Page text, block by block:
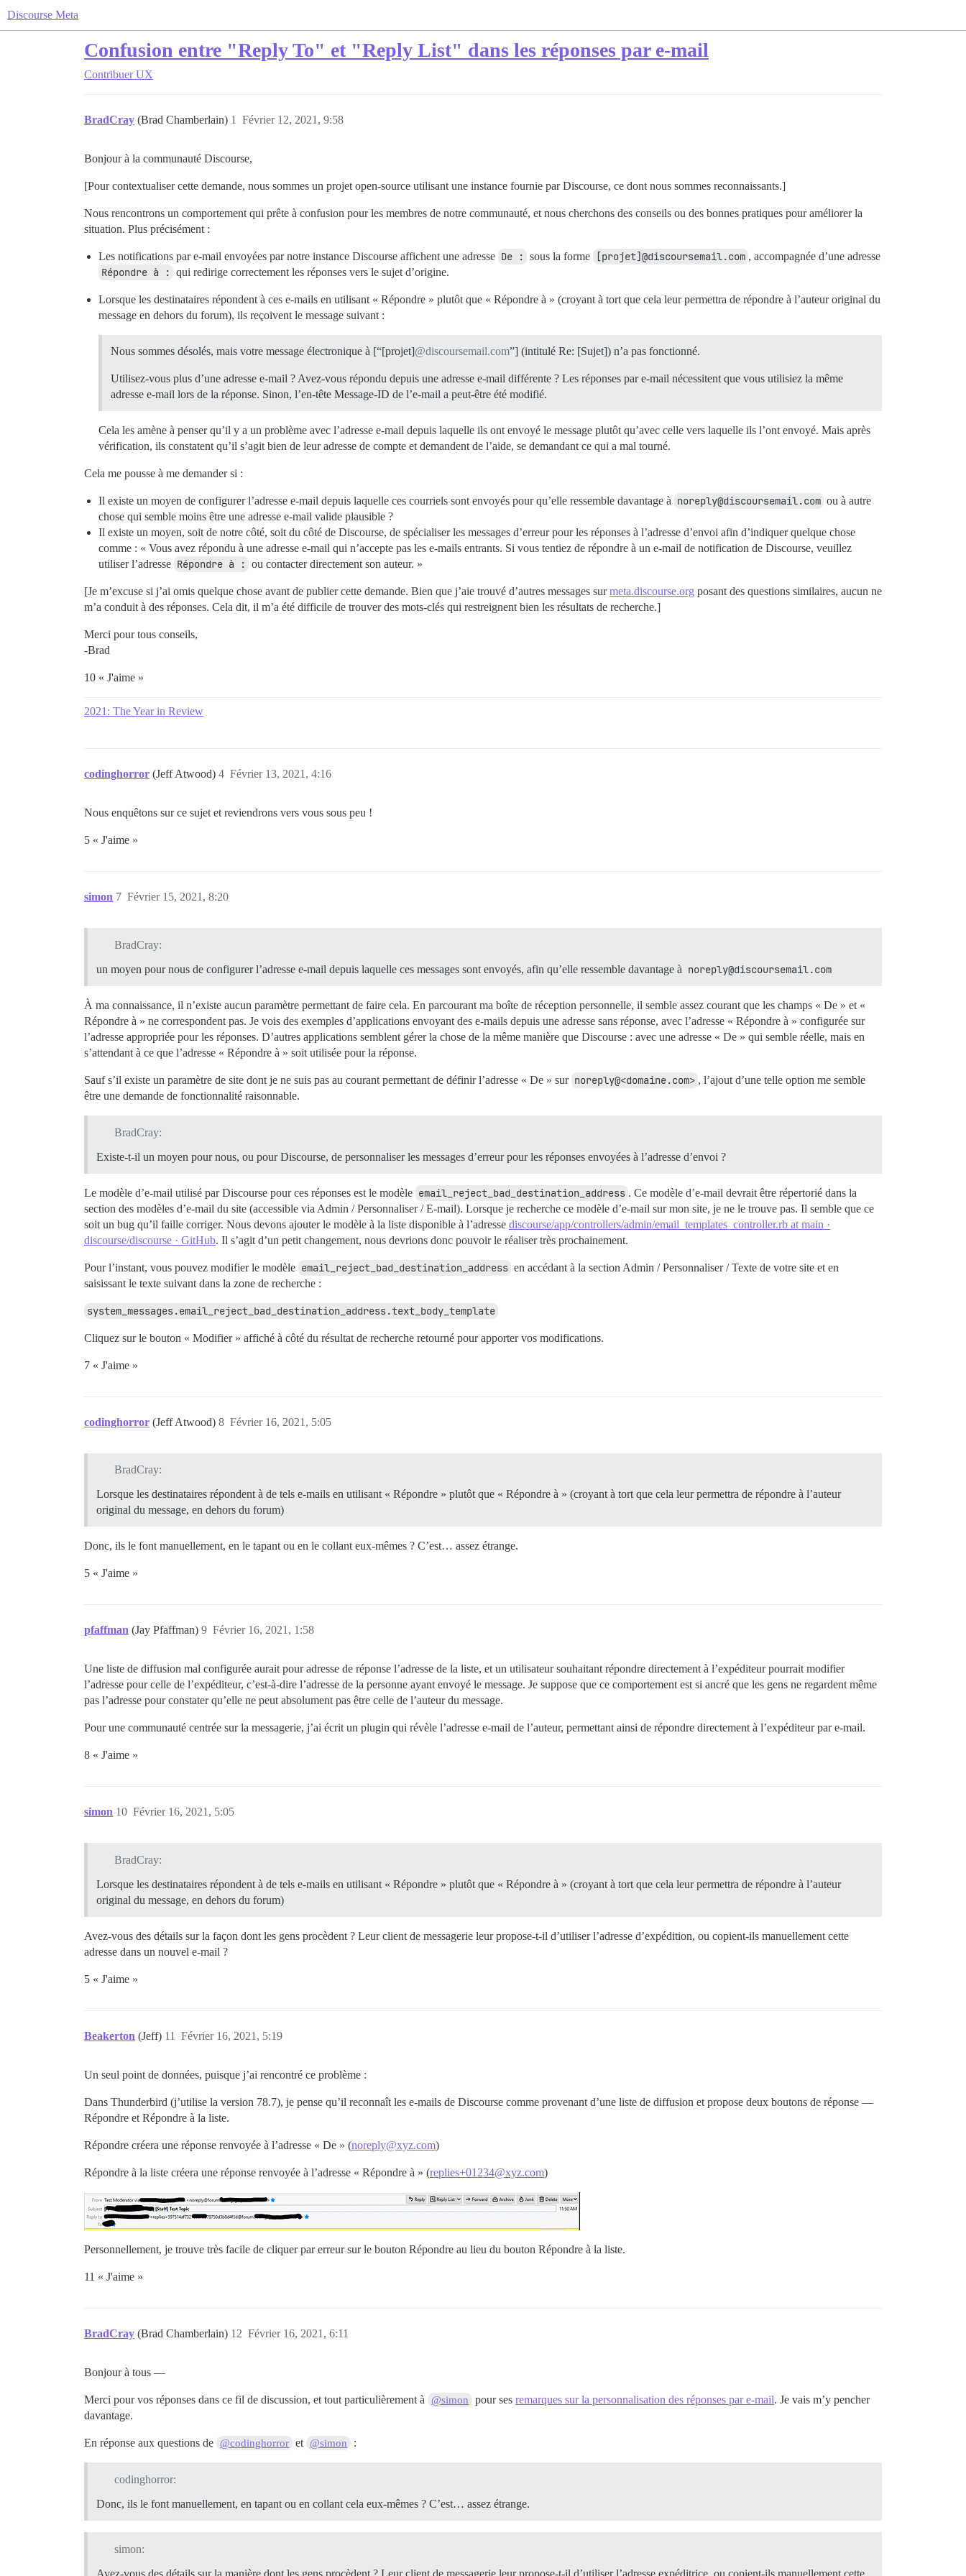
Discourse Meta
Confusion entre "Reply To" et "Reply List" dans les réponses par e-mail
Contribuer UX
BradCray (Brad Chamberlain) Février 12, 2021, 9:58
1
Bonjour à la communauté Discourse,
[Pour contextualiser cette demande, nous sommes un projet open-source utilisant une instance fournie par Discourse, ce dont nous sommes reconnaissants.]
Nous rencontrons un comportement qui prête à confusion pour les membres de notre communauté, et nous cherchons des conseils ou des bonnes pratiques pour améliorer la
situation. Plus précisément :
Les notifications par e-mail envoyées par notre instance Discourse affichent une adresse De : sous la forme [projet]@discoursemail.com , accompagnée d’une adresse
Répondre à : qui redirige correctement les réponses vers le sujet d’origine.
Lorsque les destinataires répondent à ces e-mails en utilisant « Répondre » plutôt que « Répondre à » (croyant à tort que cela leur permettra de répondre à l’auteur original du
message en dehors du forum), ils reçoivent le message suivant :
Nous sommes désolés, mais votre message électronique à [“[projet]@discoursemail.com”] (intitulé Re: [Sujet]) n’a pas fonctionné.
Utilisez-vous plus d’une adresse e-mail ? Avez-vous répondu depuis une adresse e-mail différente ? Les réponses par e-mail nécessitent que vous utilisiez la même
adresse e-mail lors de la réponse. Sinon, l’en-tête Message-ID de l’e-mail a peut-être été modifié.
Cela les amène à penser qu’il y a un problème avec l’adresse e-mail depuis laquelle ils ont envoyé le message plutôt qu’avec celle vers laquelle ils l’ont envoyé. Mais après
vérification, ils constatent qu’il s’agit bien de leur adresse de compte et demandent de l’aide, se demandant ce qui a mal tourné.
Cela me pousse à me demander si :
Il existe un moyen de configurer l’adresse e-mail depuis laquelle ces courriels sont envoyés pour qu’elle ressemble davantage à noreply@discoursemail.com ou à autre
chose qui semble moins être une adresse e-mail valide plausible ?
Il existe un moyen, soit de notre côté, soit du côté de Discourse, de spécialiser les messages d’erreur pour les réponses à l’adresse d’envoi afin d’indiquer quelque chose
comme : « Vous avez répondu à une adresse e-mail qui n’accepte pas les e-mails entrants. Si vous tentiez de répondre à un e-mail de notification de Discourse, veuillez
utiliser l’adresse Répondre à : ou contacter directement son auteur. »
[Je m’excuse si j’ai omis quelque chose avant de publier cette demande. Bien que j’aie trouvé d’autres messages surmeta.discourse.org posant des questions similaires, aucun ne
m’a conduit à des réponses. Cela dit, il m’a été difficile de trouver des mots-clés qui restreignent bien les résultats de recherche.]
Merci pour tous conseils,
-Brad
10 « J'aime »
2021: The Year in Review
codinghorror (Jeff Atwood) Février 13, 2021, 4:16
4
Nous enquêtons sur ce sujet et reviendrons vers vous sous peu !
5 « J'aime »
simon Février 15, 2021, 8:20
7
BradCray:
un moyen pour nous de configurer l’adresse e-mail depuis laquelle ces messages sont envoyés, afin qu’elle ressemble davantage à noreply@discoursemail.com
À ma connaissance, il n’existe aucun paramètre permettant de faire cela. En parcourant ma boîte de réception personnelle, il semble assez courant que les champs « De » et «
Répondre à » ne correspondent pas. Je vois des exemples d’applications envoyant des e-mails depuis une adresse sans réponse, avec l’adresse « Répondre à » configurée sur
l’adresse appropriée pour les réponses. D’autres applications semblent gérer la chose de la même manière que Discourse : avec une adresse « De » qui semble réelle, mais en
s’attendant à ce que l’adresse « Répondre à » soit utilisée pour la réponse.
Sauf s’il existe un paramètre de site dont je ne suis pas au courant permettant de définir l’adresse « De » sur noreply@<domaine.com> , l’ajout d’une telle option me semble
être une demande de fonctionnalité raisonnable.
BradCray:
Existe-t-il un moyen pour nous, ou pour Discourse, de personnaliser les messages d’erreur pour les réponses envoyées à l’adresse d’envoi ?
Le modèle d’e-mail utilisé par Discourse pour ces réponses est le modèle email_reject_bad_destination_address . Ce modèle d’e-mail devrait être répertorié dans la
section des modèles d’e-mail du site (accessible via Admin / Personnaliser / E-mail). Lorsque je recherche ce modèle d’e-mail sur mon site, je ne le trouve pas. Il semble que ce
soit un bug qu’il faille corriger. Nous devons ajouter le modèle à la liste disponible à l’adresse discourse/app/controllers/admin/email_templates_controller.rb at main ·
discourse/discourse · GitHub. Il s’agit d’un petit changement, nous devrions donc pouvoir le réaliser très prochainement.
Pour l’instant, vous pouvez modifier le modèle email_reject_bad_destination_address en accédant à la section Admin / Personnaliser / Texte de votre site et en
saisissant le texte suivant dans la zone de recherche :
system_messages.email_reject_bad_destination_address.text_body_template
Cliquez sur le bouton « Modifier » affiché à côté du résultat de recherche retourné pour apporter vos modifications.
7 « J'aime »
codinghorror (Jeff Atwood) Février 16, 2021, 5:05
8
BradCray:
Lorsque les destinataires répondent à de tels e-mails en utilisant « Répondre » plutôt que « Répondre à » (croyant à tort que cela leur permettra de répondre à l’auteur
original du message, en dehors du forum)
Donc, ils le font manuellement, en le tapant ou en le collant eux-mêmes ? C’est… assez étrange.
5 « J'aime »
pfaffman (Jay Pfaffman) Février 16, 2021, 1:58
9
Une liste de diffusion mal configurée aurait pour adresse de réponse l’adresse de la liste, et un utilisateur souhaitant répondre directement à l’expéditeur pourrait modifier
l’adresse pour celle de l’expéditeur, c’est-à-dire l’adresse de la personne ayant envoyé le message. Je suppose que ce comportement est si ancré que les gens ne regardent même
pas l’adresse pour constater qu’elle ne peut absolument pas être celle de l’auteur du message.
Pour une communauté centrée sur la messagerie, j’ai écrit un plugin qui révèle l’adresse e-mail de l’auteur, permettant ainsi de répondre directement à l’expéditeur par e-mail.
8 « J'aime »
simon Février 16, 2021, 5:05
10
BradCray:
Lorsque les destinataires répondent à de tels e-mails en utilisant « Répondre » plutôt que « Répondre à » (croyant à tort que cela leur permettra de répondre à l’auteur
original du message, en dehors du forum)
Avez-vous des détails sur la façon dont les gens procèdent ? Leur client de messagerie leur propose-t-il d’utiliser l’adresse d’expédition, ou copient-ils manuellement cette
adresse dans un nouvel e-mail ?
5 « J'aime »
Beakerton (Jeff) Février 16, 2021, 5:19
11
Un seul point de données, puisque j’ai rencontré ce problème :
Dans Thunderbird (j’utilise la version 78.7), je pense qu’il reconnaît les e-mails de Discourse comme provenant d’une liste de diffusion et propose deux boutons de réponse —
Répondre et Répondre à la liste.
Répondre créera une réponse renvoyée à l’adresse « De » (noreply@xyz.com)
Répondre à la liste créera une réponse renvoyée à l’adresse « Répondre à » (replies+01234@xyz.com)
Personnellement, je trouve très facile de cliquer par erreur sur le bouton Répondre au lieu du bouton Répondre à la liste.
11 « J'aime »
BradCray (Brad Chamberlain) Février 16, 2021, 6:11
12
Bonjour à tous —
Merci pour vos réponses dans ce fil de discussion, et tout particulièrement à @simon pour sesremarques sur la personnalisation des réponses par e-mail. Je vais m’y pencher
davantage.
En réponse aux questions de @codinghorror et @simon :
codinghorror:
Donc, ils le font manuellement, en tapant ou en collant cela eux-mêmes ? C’est… assez étrange.
simon:
Avez-vous des détails sur la manière dont les gens procèdent ? Leur client de messagerie leur propose-t-il d’utiliser l’adresse expéditrice, ou copient-ils manuellement cette